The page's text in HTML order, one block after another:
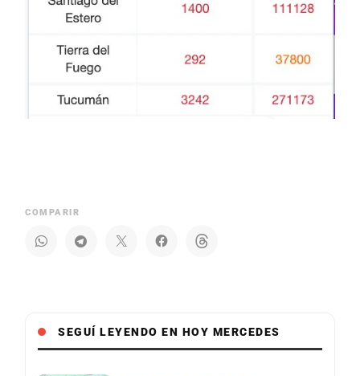
COMPARIR
SEGUÍ LEYENDO EN HOY MERCEDES